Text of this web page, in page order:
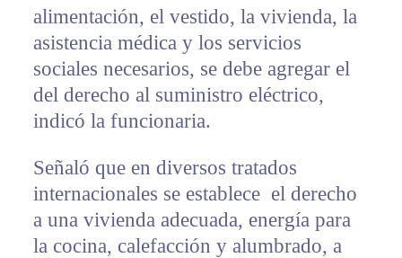
alimentación, el vestido, la vivienda, la
asistencia médica y los servicios
sociales necesarios, se debe agregar el
del derecho al suministro eléctrico,
indicó la funcionaria.
Señaló que en diversos tratados
internacionales se establece el derecho
a una vivienda adecuada, energía para
la cocina, calefacción y alumbrado, a